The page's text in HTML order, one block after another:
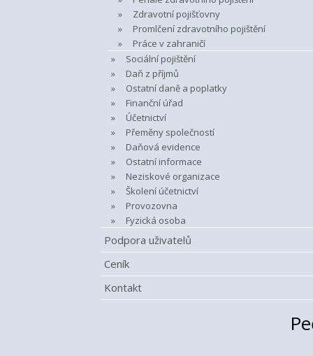
Zdravotní pojišťovny
Promlčení zdravotního pojištění
Práce v zahraničí
Sociální pojištění
Daň z příjmů
Ostatní daně a poplatky
Finanční úřad
Účetnictví
Přeměny společností
Daňová evidence
Ostatní informace
Neziskové organizace
Školení účetnictví
Provozovna
Fyzická osoba
Podpora uživatelů
Ceník
Kontakt